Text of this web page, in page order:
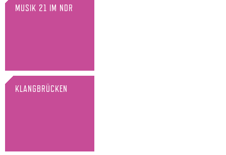
MUSIK 21 IM NDR
KLANGBRÜCKEN